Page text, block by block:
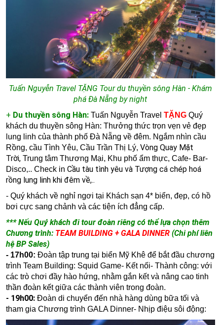
Tuấn Nguyễn Travel TẶNG Tour du thuyền sông Hàn - Khám
phá Đà Nẵng by night
+ Du thuyền sông Hàn:Tuấn Nguyễn TravelTẶNGQuý
khách du thuyền sông Hàn: Thưởng thức trọn vẹn vẻ đẹp
lung linh của thành phố Đà Nẵng về đêm. Ngắm nhìn cầu
Rồng, cầu Tình Yêu, Cầu Trần Thị Lý,Vòng Quay Mặt
Trời, Trung tâm Thương Mại, Khu phố ẩm thực, Cafe- Bar-
Disco,.. Check inCầu tàu tình yêu và Tượng cá chép hoá
rồng lung linh khi đêm về,..
- Quý khách về nghỉ ngơi tại Khách sạn 4* biển, đẹp, có hồ
bơi cực sang chảnh và các tiện ích đẳng cấp.
*** Nếu Quý khách đi tour đoàn riêng có thể lựa chọn thêm
Chương trình: TEAM BUILDING + GALA DINNER (Chi phí liên
hệ BP Sales)
- 17h00: Đoàn tập trung tại biển Mỹ Khê để bắt đầu chương
trình Team Building: Squid Game- Kết nối- Thành công: với
các trò chơi đầy hào hứng, nhằm gắn kết và nâng cao tinh
thần đoàn kết giữa các thành viên trong đoàn.
- 19h00: Đoàn di chuyển đến nhà hàng dùng bữa tối và
tham gia Chương trình GALA Dinner- Nhịp điệu sôi động: